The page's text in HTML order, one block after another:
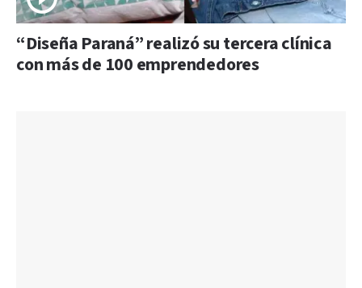
“Diseña Paraná” realizó su tercera clínica
con más de 100 emprendedores